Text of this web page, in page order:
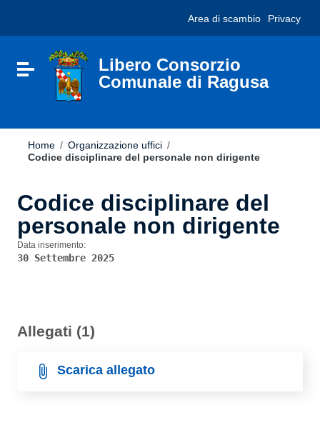
sito
include
Vai al footer
Area di scambio Privacy
Attiva / disattiva la navigazione
Libero Consorzio
Comunale di Ragusa
Home / Organizzazione uffici /
Codice disciplinare del personale non dirigente
Codice disciplinare del
personale non dirigente
Data inserimento:
30 Settembre 2025
Allegati (1)
Scarica allegato